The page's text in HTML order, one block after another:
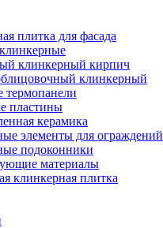
плитка для фасада
клинкерный кирпич
клинкерный
термопанели
пластины
керамика
элементы для ограждений
подоконники
материалы
клинкерная плитка